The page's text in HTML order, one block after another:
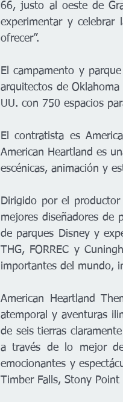
66, justo al oeste de
experimentar y celebrar
ofrecer”.
El campamento y
arquitectos de
UU. con 750 espacios
El contratista es
American Heartland es
escénicas, animación y
Dirigido por el
mejores diseñadores de
de parques Disney y
THG, FORREC y
importantes del mundo,
American Heartland
atemporal y aventuras
de seis tierras
a través de lo mejor de
emocionantes y
Timber Falls, Stony